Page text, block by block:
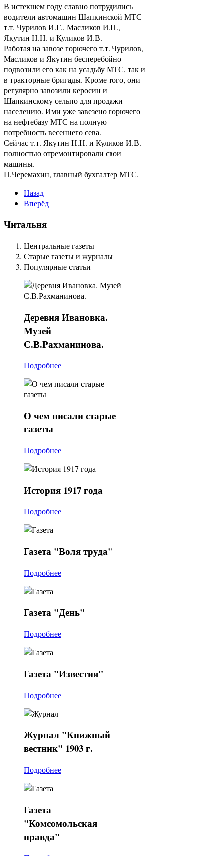
В истекшем году славно потрудились
водители автомашин Шапкинской МТС
т.т. Чурилов И.Г., Масликов И.П.,
Якутин Н.Н. и Куликов И.В.
Работая на завозе горючего т.т. Чурилов,
Масликов и Якутин бесперебойно
подвозили его как на усадьбу МТС, так и
в тракторные бригады. Кроме того, они
регулярно завозили керосин и
Шапкинскому сельпо для продажи
населению. Ими уже завезено горючего
на нефтебазу МТС на полную
потребность весеннего сева.
Сейчас т.т. Якутин Н.Н. и Куликов И.В.
полностью отремонтировали свои
машины.
П.Черемахин, главный бухгалтер МТС.
Назад
Вперёд
Читальня
Центральные газеты
Старые газеты и журналы
Популярные статьи
ДеревняИвановка.
Музей
С.В.Рахманинова.
Подробнее
О чем писали старые
газеты
Подробнее
История 1917 года
Подробнее
Газета "Воля труда"
Подробнее
Газета "День"
Подробнее
Газета "Известия"
Подробнее
Журнал "Книжный
вестник" 1903 г.
Подробнее
Газета
"Комсомольская
правда"